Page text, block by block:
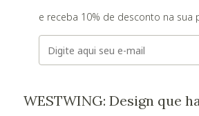
e receba 10% de desconto na sua
E-mail
WESTWING: Design que